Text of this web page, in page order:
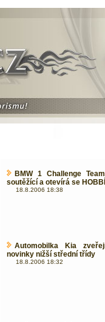
BMW 1 Challenge
soutěžící a otevírá se
18.8.2006 18:38
Automobilka Kia
novinky nižší střední třídy
18.8.2006 18:32